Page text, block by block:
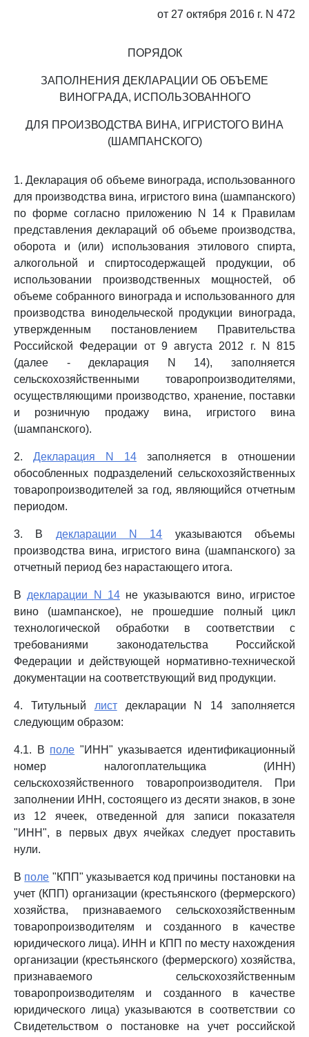
от 27 октября 2016 г. N 472
ПОРЯДОК
ЗАПОЛНЕНИЯ ДЕКЛАРАЦИИ ОБ ОБЪЕМЕ
ВИНОГРАДА, ИСПОЛЬЗОВАННОГО
ДЛЯ ПРОИЗВОДСТВА ВИНА, ИГРИСТОГО ВИНА
(ШАМПАНСКОГО)
1. Декларация об объеме винограда, использованного
для производства вина, игристого вина (шампанского)
по форме согласно приложению N 14 к Правилам
представления деклараций об объеме производства,
оборота и (или) использования этилового спирта,
алкогольной и спиртосодержащей продукции, об
использовании производственных мощностей, об
объеме собранного винограда и использованного для
производства винодельческой продукции винограда,
утвержденным постановлением Правительства
Российской Федерации от 9 августа 2012 г. N 815
(далее - декларация N 14), заполняется
сельскохозяйственными товаропроизводителями,
осуществляющими производство, хранение, поставки
и розничную продажу вина, игристого вина
(шампанского).
2. Декларация N 14 заполняется в отношении
обособленных подразделений сельскохозяйственных
товаропроизводителей за год, являющийся отчетным
периодом.
3. В декларации N 14 указываются объемы
производства вина, игристого вина (шампанского) за
отчетный период без нарастающего итога.
В декларации N 14не указываются вино, игристое
вино (шампанское), не прошедшие полный цикл
технологической обработки в соответствии с
требованиями законодательства Российской
Федерации и действующей нормативно-технической
документации на соответствующий вид продукции.
4. Титульный листдекларации N 14 заполняется
следующим образом:
4.1. В поле "ИНН" указывается идентификационный
номер налогоплательщика (ИНН)
сельскохозяйственного товаропроизводителя. При
заполнении ИНН, состоящего из десяти знаков, в зоне
из 12 ячеек, отведенной для записи показателя
"ИНН", в первых двух ячейках следует проставить
нули.
В поле "КПП" указывается код причины постановки на
учет (КПП) организации (крестьянского (фермерского)
хозяйства, признаваемого сельскохозяйственным
товаропроизводителям и созданного в качестве
юридического лица). ИНН и КПП по месту нахождения
организации (крестьянского (фермерского) хозяйства,
признаваемого сельскохозяйственным
товаропроизводителям и созданного в качестве
юридического лица) указываются в соответствии со
Свидетельством о постановке на учет российской